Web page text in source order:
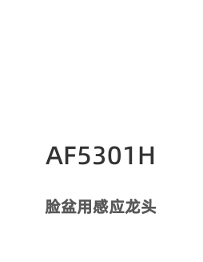
AF5301H
脸盆用感应龙头